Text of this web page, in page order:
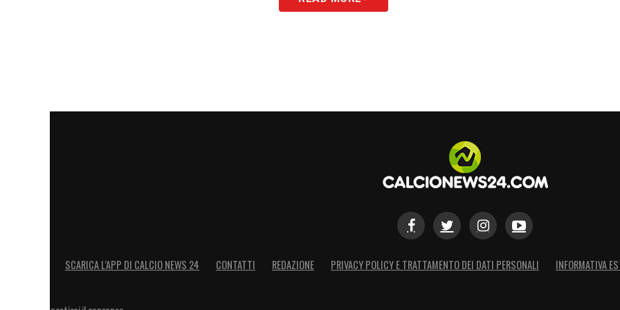
SCARICA L’APP DI CALCIO NEWS 24 CONTATTI REDAZIONE PRIVACY POLICY E TRATTAMENTO DEI DATI PERSONALI INFORMATIVA